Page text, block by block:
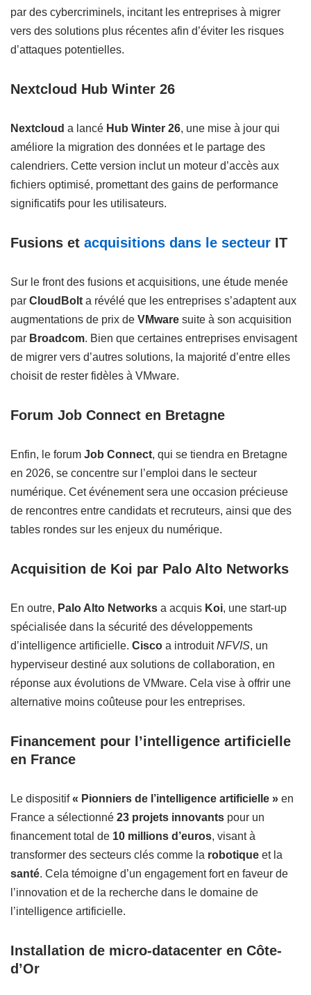
par des cybercriminels, incitant les entreprises à migrer
vers des solutions plus récentes afin d’éviter les risques
d’attaques potentielles.
Nextcloud Hub Winter 26
Nextcloud a lancé Hub Winter 26, une mise à jour qui
améliore la migration des données et le partage des
calendriers. Cette version inclut un moteur d’accès aux
fichiers optimisé, promettant des gains de performance
significatifs pour les utilisateurs.
Fusions et acquisitions dans le secteur IT
Sur le front des fusions et acquisitions, une étude menée
par CloudBolt a révélé que les entreprises s’adaptent aux
augmentations de prix de VMware suite à son acquisition
par Broadcom. Bien que certaines entreprises envisagent
de migrer vers d’autres solutions, la majorité d’entre elles
choisit de rester fidèles à VMware.
Forum Job Connect en Bretagne
Enfin, le forum Job Connect, qui se tiendra en Bretagne
en 2026, se concentre sur l’emploi dans le secteur
numérique. Cet événement sera une occasion précieuse
de rencontres entre candidats et recruteurs, ainsi que des
tables rondes sur les enjeux du numérique.
Acquisition de Koi par Palo Alto Networks
En outre, Palo Alto Networks a acquis Koi, une start-up
spécialisée dans la sécurité des développements
d’intelligence artificielle. Cisco a introduitNFVIS, un
hyperviseur destiné aux solutions de collaboration, en
réponse aux évolutions de VMware. Cela vise à offrir une
alternative moins coûteuse pour les entreprises.
Financement pour l’intelligence artificielle
en France
Le dispositif« Pionniers de l’intelligence artificielle » en
France a sélectionné 23 projets innovants pour un
financement total de 10 millions d’euros, visant à
transformer des secteurs clés comme la robotique et la
santé. Cela témoigne d’un engagement fort en faveur de
l’innovation et de la recherche dans le domaine de
l’intelligence artificielle.
Installation de micro-datacenter en Côte-
d’Or